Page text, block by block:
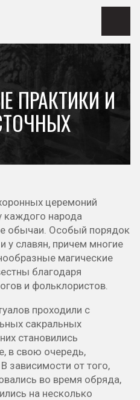
ПРАКТИКИ И
церемоний
каждого народа
обычаи. Особый порядок
у славян, причем многие
магические
благодаря
и фольклористов.
проходили с
сакральных
становились
в свою очередь,
зависимости от того,
во время обряда,
на несколько